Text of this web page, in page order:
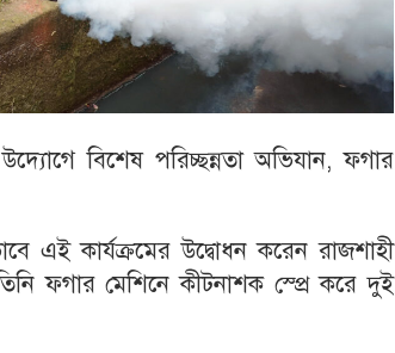
বিশেষ পরিচ্ছন্নতা অভিযান, ফগার
এই কার্যক্রমের উদ্বোধন করেন রাজশাহী
ফগার মেশিনে কীটনাশক স্প্রে করে দুই